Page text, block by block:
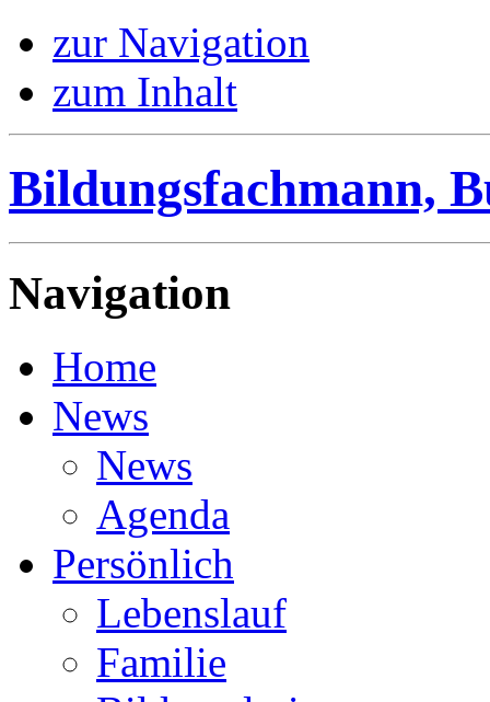
zur Navigation
zum Inhalt
Bildungsfachmann,
Navigation
Home
News
News
Agenda
Persönlich
Lebenslauf
Familie